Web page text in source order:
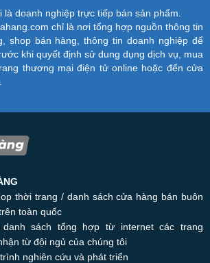
là doanh nghiệp trực tiếp bán sản phẩm.
chỉ là nơi tổng hợp nguồn thông tin
shop bán hàng, thông tin doanh nghiệp để
khi quyết định sử dung dụng dịch vụ, mua
thương mại điện tử online hoặc đến cửa
thời trang / danh sách cửa hàng bán buôn
toàn quốc
sách tổng hợp từ internet các trang
từ đội ngủ của chúng tôi
nghiên cứu và phát triển